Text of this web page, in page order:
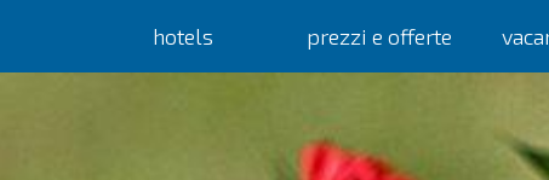
hotels prezzi e offerte